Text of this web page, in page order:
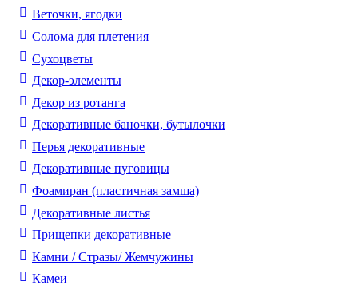
Веточки, ягодки
Солома для плетения
Cухоцветы
Декор-элементы
Декор из ротанга
Декоративные баночки, бутылочки
Перья декоративные
Декоративные пуговицы
Фоамиран (пластичная замша)
Декоративные листья
Прищепки декоративные
Камни / Cтразы/ Жемчужины
Камеи